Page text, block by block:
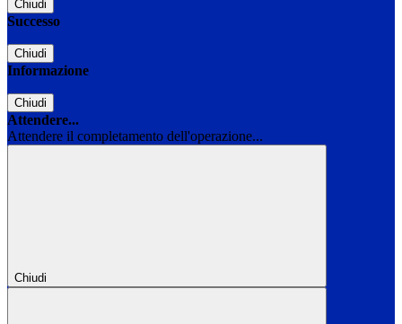
Chiudi
Successo
Chiudi
Informazione
Chiudi
Attendere...
Attendere il completamento dell'operazione...
Chiudi